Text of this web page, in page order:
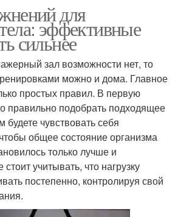
для
эффективные
сильнее
зал возможности нет, то
можно и дома. Главное
простых правил. В первую
правильно подобрать подходящее
будете чувствовать себя
общее состояние организма
только лучше и
учитывать, что нагрузку
постепенно, контролируя свой